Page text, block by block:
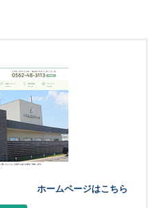
ホームページはこちら